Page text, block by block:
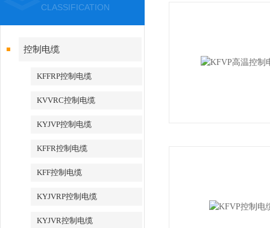
CLASSIFICATION
控制电缆
KFFRP控制电缆
KVVRC控制电缆
KYJVP控制电缆
KFFR控制电缆
KFF控制电缆
KYJVRP控制电缆
KYJVR控制电缆